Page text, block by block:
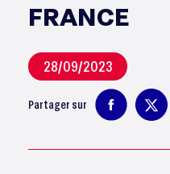
FRANCE
28/09/2023
Partager sur